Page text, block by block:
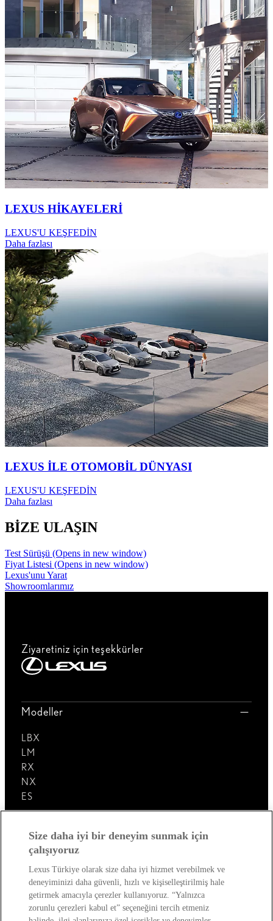
LEXUS HİKAYELERİ
LEXUS'U KEŞFEDİN
Daha fazlası
LEXUS İLE OTOMOBİL DÜNYASI
LEXUS'U KEŞFEDİN
Daha fazlası
BİZE ULAŞIN
Test Sürüşü (Opens in new window)
Fiyat Listesi (Opens in new window)
Lexus'unu Yarat
Showroomlarımız
Ziyaretiniz için teşekkürler
Modeller
LBX
LM
RX
NX
ES
Lexus'u Keşfedin!
Satış Sonrası
Lexus Dünyası
Size daha iyi bir deneyim sunmak için
çalışıyoruz
Lexus Türkiye olarak size daha iyi hizmet verebilmek ve
deneyiminizi daha güvenli, hızlı ve kişiselleştirilmiş hale
getirmek amacıyla çerezler kullanıyoruz. “Yalnızca
zorunlu çerezleri kabul et” seçeneğini tercih etmeniz